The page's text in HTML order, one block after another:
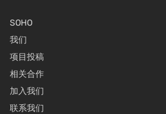
SOHO
我们
项目投稿
相关合作
加入我们
联系我们